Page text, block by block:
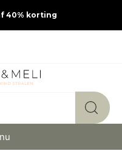
40% korting